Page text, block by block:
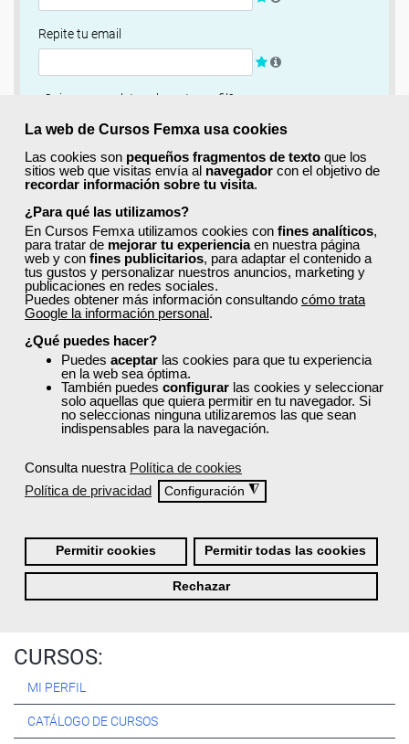
La web de Cursos Femxa usa cookies
Las cookies son pequeños fragmentos de texto que los
sitios web que visitas envía al navegador con el objetivo de
recordar información sobre tu visita.
¿Para qué las utilizamos?
En Cursos Femxa utilizamos cookies con fines analíticos,
para tratar de mejorar tu experienciaen nuestra página
web y con fines publicitarios, para adaptar el contenido a
tus gustos y personalizar nuestros anuncios, marketing y
publicaciones en redes sociales.
Puedes obtener más información consultando cómo trata
Google la información personal.
¿Qué puedes hacer?
Puedes aceptar las cookies para que tu experiencia
en la web sea óptima.
También puedes configurar las cookies y seleccionar
solo aquellas que quiera permitir en tu navegador. Si
no seleccionas ninguna utilizaremos las que sean
indispensables para la navegación.
Consulta nuestra Política de cookies
Política de privacidad
Configuración ◮
Permitir cookies Permitir todas las cookies
Rechazar
Repite tu email
¿Quieres completar ahora tu perfil?
Si
No, completaré mi perfil más adelante
Newsletter
Si, quiero recibir información sobre cursos, ofertas
exclusivas y recursos para el aprendizaje.
Términos y condiciones
He leído y acepto la Política de Privacidad
Registrarse
Quiénes Somos:
Especialistas en consultoría y formación para el empleo
Nuestro objetivo diario es, única y exclusivamente, ayudarte a
conseguir tus metas profesionales ofreciéndote los mejores
CURSOS:
MI PERFIL
CATÁLOGO DE CURSOS